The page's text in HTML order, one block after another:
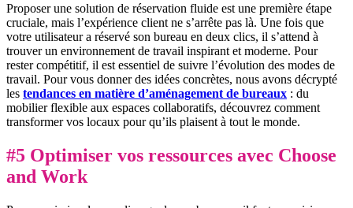
Proposer une solution de réservation fluide est une première étape
cruciale, mais l’expérience client ne s’arrête pas là. Une fois que
votre utilisateur a réservé son bureau en deux clics, il s’attend à
trouver un environnement de travail inspirant et moderne. Pour
rester compétitif, il est essentiel de suivre l’évolution des modes de
travail. Pour vous donner des idées concrètes, nous avons décrypté
les tendances en matière d’aménagement de bureaux : du
mobilier flexible aux espaces collaboratifs, découvrez comment
transformer vos locaux pour qu’ils plaisent à tout le monde.
#5 Optimiser vos ressources avec Choose
and Work